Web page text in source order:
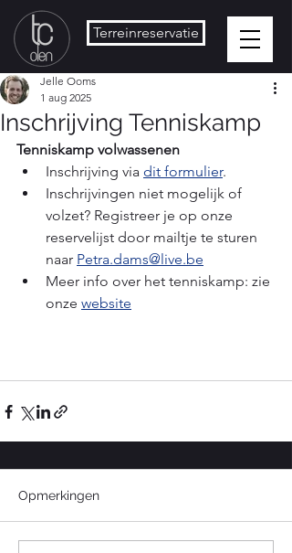
Terreinreservatie
Inschrijving Tenniskamp
Jelle Ooms
1 aug 2025
Tenniskamp volwassenen
Inschrijving via dit formulier.
Inschrijvingen niet mogelijk of
volzet? Registreer je op onze
reservelijst door mailtje te sturen
naar Petra.dams@live.be
Meer info over het tenniskamp: zie
onze website
Opmerkingen